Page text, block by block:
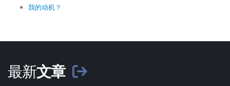
我的动机？
最新文章